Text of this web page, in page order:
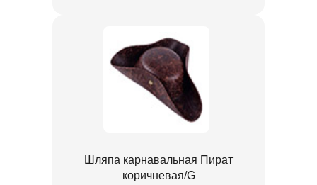
Шляпа карнавальная Пират
коричневая/G